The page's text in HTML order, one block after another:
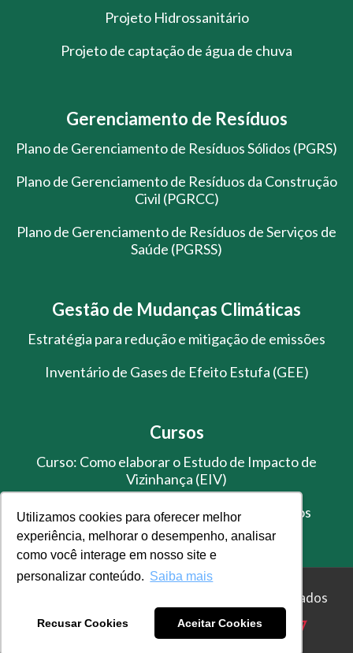
Utilizamos cookies para oferecer melhor
experiência, melhorar o desempenho, analisar
como você interage em nosso site e
personalizar conteúdo. Saiba mais
Recusar Cookies Aceitar Cookies
Projeto Hidrossanitário
Projeto de captação de água de chuva
Gerenciamento de Resíduos
Plano de Gerenciamento de Resíduos Sólidos (PGRS)
Plano de Gerenciamento de Resíduos da Construção
Civil (PGRCC)
Plano de Gerenciamento de Resíduos de Serviços de
Saúde (PGRSS)
Gestão de Mudanças Climáticas
Estratégia para redução e mitigação de emissões
Inventário de Gases de Efeito Estufa (GEE)
Cursos
Curso: Como elaborar o Estudo de Impacto de
Vizinhança (EIV)
Treinamento de Gestão de Resíduos Sólidos
© Master Ambiental - Todos os direitos reservados